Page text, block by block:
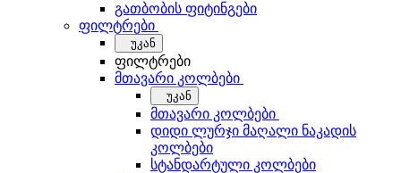
გათბობის ფიტინგები
ფილტრები
უკან
ფილტრები
მთავარი კოლბები
უკან
მთავარი კოლბები
დიდი ლურჯი მაღალი ნაკადის
კოლბები
სტანდარტული კოლბები